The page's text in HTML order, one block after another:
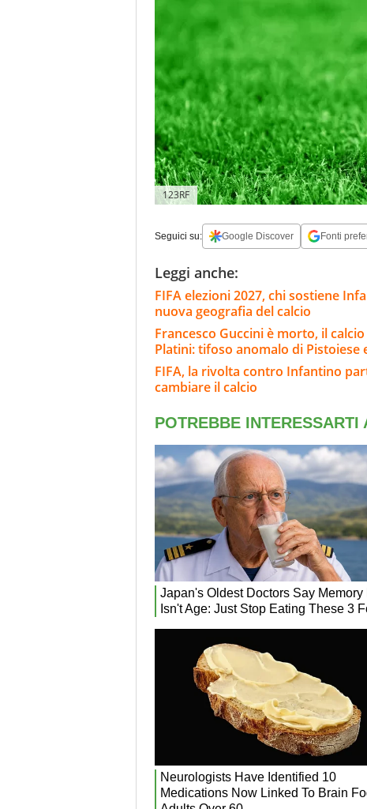
123RF
Seguici su: Google Discover Fonti
Leggi anche:
FIFA elezioni 2027, chi sostiene
nuova geografia del calcio
Francesco Guccini è morto, il
Platini: tifoso anomalo di Pistoiese
FIFA, la rivolta contro Infantino
cambiare il calcio